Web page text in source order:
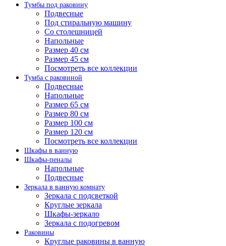
Тумбы под раковину
Подвесные
Под стиральную машину
Со столешницей
Напольные
Размер 40 см
Размер 45 см
Посмотреть все коллекции
Тумба с раковиной
Подвесные
Напольные
Размер 65 см
Размер 80 см
Размер 100 см
Размер 120 см
Посмотреть все коллекции
Шкафы в ванную
Шкафы-пеналы
Напольные
Подвесные
Зеркала в ванную комнату
Зеркала с подсветкой
Круглые зеркала
Шкафы-зеркало
Зеркала с подогревом
Раковины
Круглые раковины в ванную